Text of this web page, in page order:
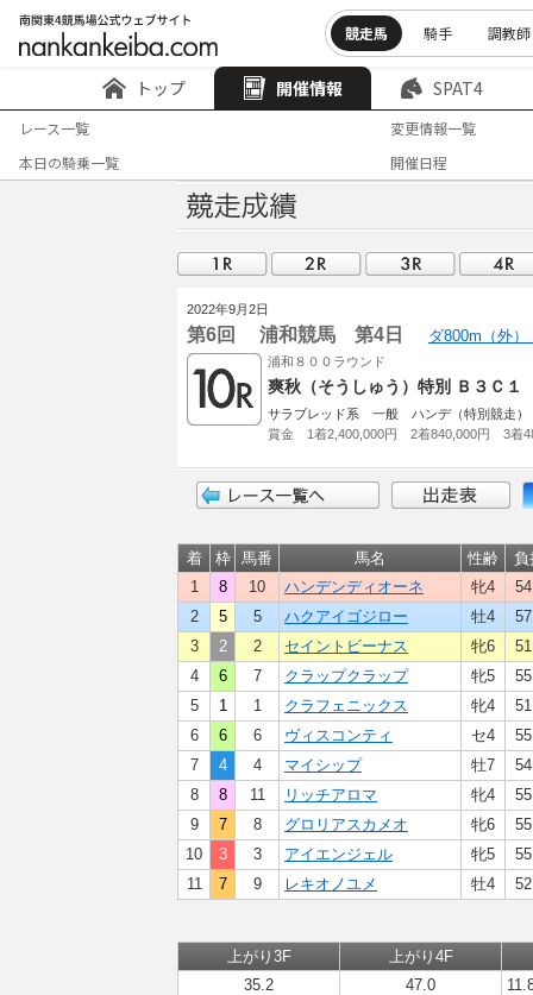
競走馬 騎手 調教師
トップ 開催情報 SPAT4
レース一覧
変更情報一覧
本日の騎乗一覧
開催日程
2022年9月2日
第6回 浦和競馬 第4日 ダ800m（外）
浦和８００ラウンド
爽秋（そうしゅう）特別 Ｂ３Ｃ
サラブレッド系 一般 ハンデ（特別競走）
賞金 1着2,400,000円 2着840,000円 3着
着 枠 馬番 馬名 性齢
負
1
8 10 ハンデンディオーネ 牝4
2
5 5 ハクアイゴジロー 牡4
3
2 2 セイントビーナス 牝6
4
6 7 クラップクラップ 牝5
5
1 1 クラフェニックス 牝4
6
6 6 ヴィスコンティ セ4
7
4 4 マイシップ 牡7
8
8 11 リッチアロマ 牝4
9
7 8 グロリアスカメオ 牝6
10
3 3 アイエンジェル 牝5
11
7 9 レキオノユメ 牡4
上がり3F
上がり4F
35.2
47.0